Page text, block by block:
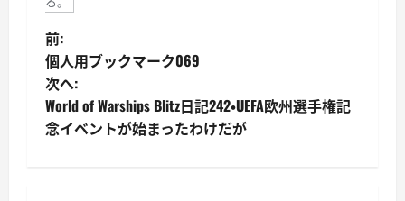
投
稿
ナ
前:
個人用ブックマーク069
次へ:
World of Warships Blitz日記242・UEFA欧州選手権記
念イベントが始まったわけだが